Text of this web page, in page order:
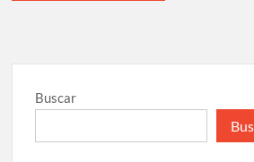
Buscar